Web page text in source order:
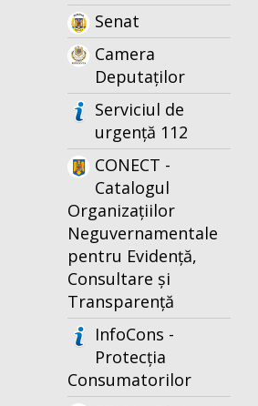
Senat
Camera
Deputaților
Serviciul de
urgență 112
CONECT -
Catalogul
Organizațiilor
Neguvernamentale
pentru Evidență,
Consultare și
Transparență
InfoCons -
Protecția
Consumatorilor